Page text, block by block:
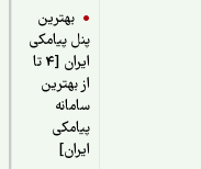
بهترین
پنل پیامکی
ایران [4 تا
از بهترین
سامانه
پیامکی